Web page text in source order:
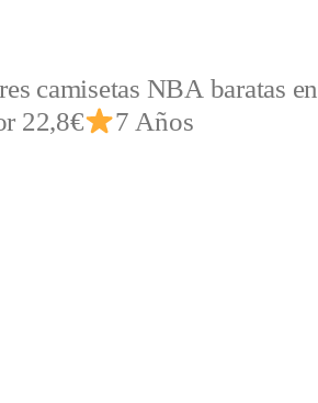
camisetas NBA baratas en
22,8€
7 Años